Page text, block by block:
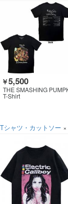
￥5,500
THE SMASHING
NS
T-Shirt
Tシャツ・カットソー ×